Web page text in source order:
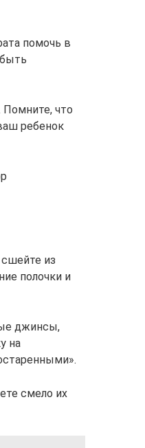
помочь в
что
ребенок
из
полочки и
джинсы,
на
смело их